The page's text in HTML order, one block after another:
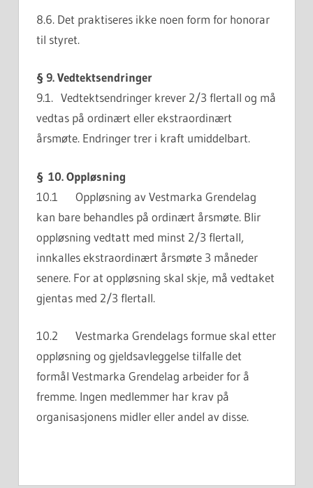
8.6. Det praktiseres ikke noen form for honorar
til styret.
§ 9. Vedtektsendringer
9.1. Vedtektsendringer krever 2/3 flertall og må
vedtas på ordinært eller ekstraordinært
årsmøte. Endringer trer i kraft umiddelbart.
§ 10. Oppløsning
10.1 Oppløsning av Vestmarka Grendelag
kan bare behandles på ordinært årsmøte. Blir
oppløsning vedtatt med minst 2/3 flertall,
innkalles ekstraordinært årsmøte 3 måneder
senere. For at oppløsning skal skje, må vedtaket
gjentas med 2/3 flertall.
10.2 Vestmarka Grendelags formue skal etter
oppløsning og gjeldsavleggelse tilfalle det
formål Vestmarka Grendelag arbeider for å
fremme. Ingen medlemmer har krav på
organisasjonens midler eller andel av disse.